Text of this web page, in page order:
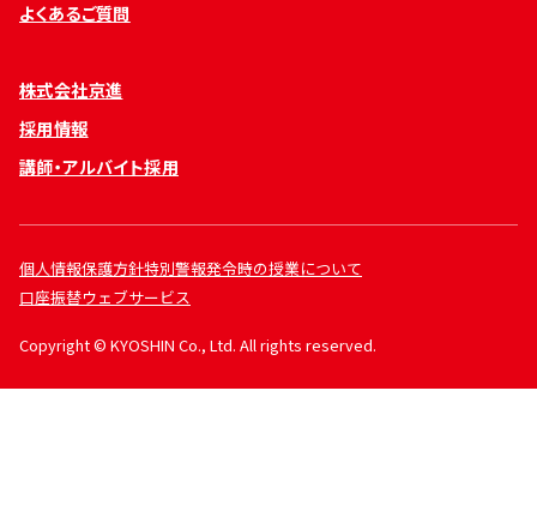
よくあるご質問
株式会社京進
採用情報
講師・アルバイト採用
個人情報保護方針特別警報発令時の授業について
口座振替ウェブサービス
Copyright © KYOSHIN Co., Ltd. All rights reserved.